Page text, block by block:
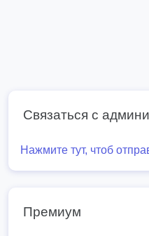
Связаться с
Нажмите тут, чтоб
Премиум